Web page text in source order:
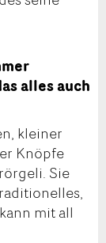
alles auch
kleiner
Knöpfe
Sie
mit all